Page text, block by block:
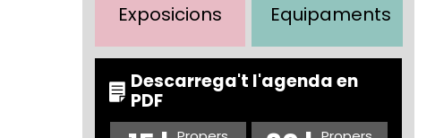
Exposicions Equipaments
Descarrega't l'agenda en
PDF